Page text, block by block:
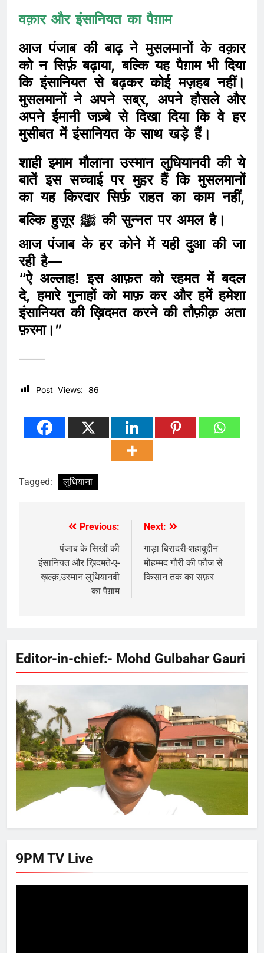
वक़ार और इंसानियत का पैग़ाम
आज पंजाब की बाढ़ ने मुसलमानों के वक़ार
को न सिर्फ़ बढ़ाया, बल्कि यह पैग़ाम भी दिया
कि इंसानियत से बढ़कर कोई मज़हब नहीं।
मुसलमानों ने अपने सब्र, अपने हौसले और
अपने ईमानी जज़्बे से दिखा दिया कि वे हर
मुसीबत में इंसानियत के साथ खड़े हैं।
शाही इमाम मौलाना उस्मान लुधियानवी की ये
बातें इस सच्चाई पर मुहर हैं कि मुसलमानों
का यह किरदार सिर्फ़ राहत का काम नहीं,
बल्कि हुज़ूर ﷺ की सुन्नत पर अमल है।
आज पंजाब के हर कोने में यही दुआ की जा
रही है—
“ऐ अल्लाह! इस आफ़त को रहमत में बदल
दे, हमारे गुनाहों को माफ़ कर और हमें हमेशा
इंसानियत की ख़िदमत करने की तौफ़ीक़ अता
फ़रमा।”
⸻
Post Views: 86
Tagged: लुधियाना
navigation
Previous:
पंजाब के सिखों की
इंसानियत और ख़िदमते-ए-
ख़ल्क़,उस्मान लुधियानवी
का पैग़ाम
Next:
गाड़ा बिरादरी-शहाबुद्दीन
मोहम्मद गौरी की फौज से
किसान तक का सफ़र
Editor-in-chief:- Mohd Gulbahar Gauri
9PM TV Live